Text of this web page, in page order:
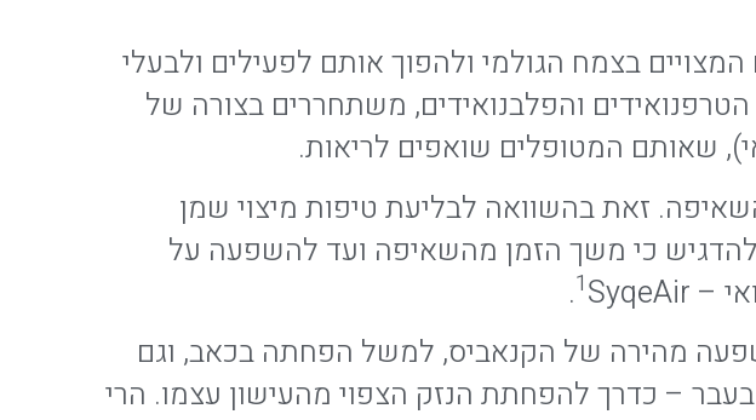
בצמח הגולמי ולהפוך אותם לפעילים ולבעלי
והפלבנואידים, משתחררים בצורה של
שאותם המטופלים שואפים לריאות.
להשפעה מהירה יותר – בטווח של 5 דקות מהשאיפה. זאת בהשוואה לבליעת טיפות מיצוי שמן
בטווח שעות של שעה עד 4 שעות. חשוב להדגיש כי משך הזמן מהשאיפה ועד להשפעה על
–
1SyqeAir.
מהירה של הקנאביס, למשל הפחתה בכאב, וגם
– כדרך להפחתת הנזק הצפוי מהעישון עצמו. הרי